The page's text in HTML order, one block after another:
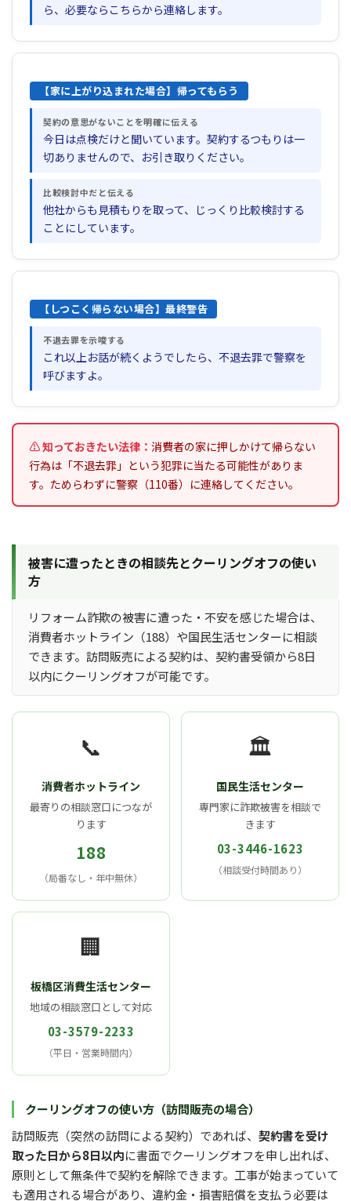
ら、必要ならこちらから連絡します。
【家に上がり込まれた場合】帰ってもらう
契約の意思がないことを明確に伝える
今日は点検だけと聞いています。契約するつもりは一
切ありませんので、お引き取りください。
比較検討中だと伝える
他社からも見積もりを取って、じっくり比較検討する
ことにしています。
【しつこく帰らない場合】最終警告
不退去罪を示唆する
これ以上お話が続くようでしたら、不退去罪で警察を
呼びますよ。
⚠ 知っておきたい法律： 消費者の家に押しかけて帰らない
行為は「不退去罪」という犯罪に当たる可能性がありま
す。ためらわずに警察（110番）に連絡してください。
被害に遭ったときの相談先とクーリングオフの使い
方
リフォーム詐欺の被害に遭った・不安を感じた場合は、
消費者ホットライン（188）や国民生活センターに相談
できます。訪問販売による契約は、契約書受領から8日
以内にクーリングオフが可能です。
📞
消費者ホットライン
最寄りの相談窓口につなが
ります
188
（局番なし・年中無休）
🏛
国民生活センター
専門家に詐欺被害を相談で
きます
03-3446-1623
（相談受付時間あり）
🏢
板橋区消費生活センター
地域の相談窓口として対応
03-3579-2233
（平日・営業時間内）
クーリングオフの使い方（訪問販売の場合）
訪問販売（突然の訪問による契約）であれば、 契約書を受け
取った日から8日以内に書面でクーリングオフを申し出れば、
原則として無条件で契約を解除できます。工事が始まっていて
も適用される場合があり、違約金・損害賠償を支払う必要は